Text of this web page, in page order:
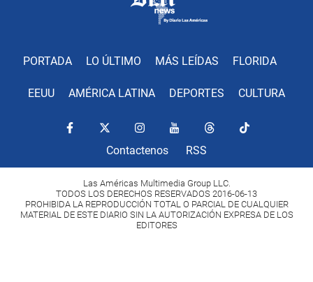
PORTADA LO ÚLTIMO MÁS LEÍDAS FLORIDA
EEUU AMÉRICA LATINA DEPORTES CULTURA
Contactenos RSS
Las Américas Multimedia Group LLC.
TODOS LOS DERECHOS RESERVADOS 2016-06-13
PROHIBIDA LA REPRODUCCIÓN TOTAL O PARCIAL DE CUALQUIER
MATERIAL DE ESTE DIARIO SIN LA AUTORIZACIÓN EXPRESA DE LOS
EDITORES